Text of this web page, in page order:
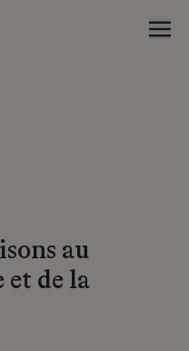
au
et de la